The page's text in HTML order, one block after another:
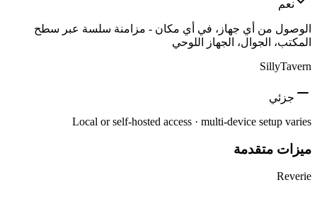
نعم
الوصول من أي جهاز، في أي مكان - مزامنة سلسة عبر سطح
المكتب، الجوال، الجهاز اللوحي
SillyTavern
جزئي
Local or self-hosted access · multi-device setup varies
ميزات متقدمة
Reverie